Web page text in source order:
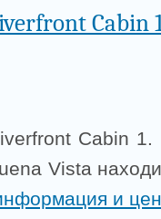
Cabin
Cabin
Vista
и